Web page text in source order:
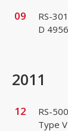
09
RS-
D
2011
12
RS-
Type